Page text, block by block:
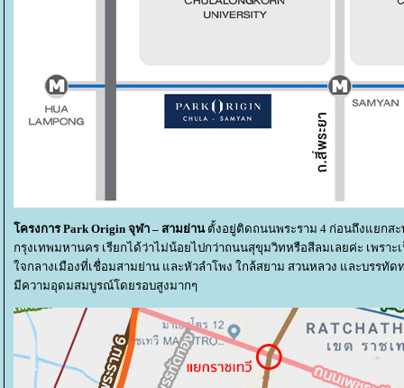
ครงการ Park Origin จุฬา – สามย่านตั้งอยู่ติดถนนพระราม 4 ก่อนถึงแยกส
กรุงเทพมหานคร เรียกได้ว่าไม่น้อยไปกว่าถนนสุขุมวิทหรือสีลมเลยค่ะ เพร
จกลางเมืองที่เชื่อมสามย่าน และหัวลำโพง ใกล้สยาม สวนหลวง และบรร
มีความอุดมสมบูรณ์โดยรอบสูงมากๆ